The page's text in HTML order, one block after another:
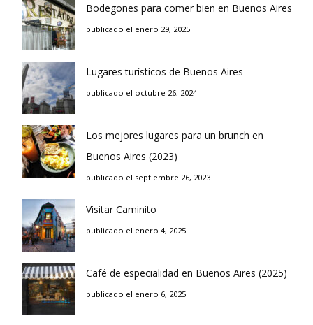
Bodegones para comer bien en Buenos Aires
publicado el enero 29, 2025
Lugares turísticos de Buenos Aires
publicado el octubre 26, 2024
Los mejores lugares para un brunch en
Buenos Aires (2023)
publicado el septiembre 26, 2023
Visitar Caminito
publicado el enero 4, 2025
Café de especialidad en Buenos Aires (2025)
publicado el enero 6, 2025